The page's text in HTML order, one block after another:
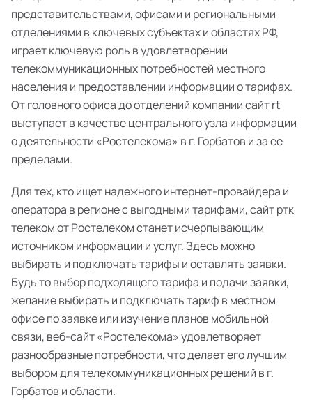
представительствами, офисами и региональными
отделениями в ключевых субъектах и областях РФ,
играет ключевую роль в удовлетворении
телекоммуникационных потребностей местного
населения и предоставлении информации о тарифах.
От головного офиса до отделений компании сайт rt
выступает в качестве центрального узла информации
о деятельности «Ростелекома» в г. Горбатов и за ее
пределами.
Для тех, кто ищет надежного интернет-провайдера и
оператора в регионе с выгодными тарифами, сайт ртк
телеком от Ростелеком станет исчерпывающим
источником информации и услуг. Здесь можно
выбирать и подключать тарифы и оставлять заявки.
Будь то выбор подходящего тарифа и подачи заявки,
желание выбирать и подключать тариф в местном
офисе по заявке или изучение планов мобильной
связи, веб-сайт «Ростелекома» удовлетворяет
разнообразные потребности, что делает его лучшим
выбором для телекоммуникационных решений в г.
Горбатов и области.